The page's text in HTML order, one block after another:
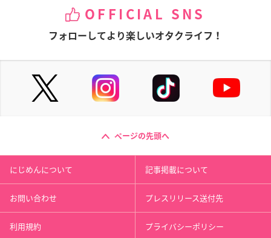
OFFICIAL SNS
フォローしてより楽しいオタクライフ！
ページの先頭へ
にじめんについて 記事掲載について
お問い合わせ プレスリリース送付先
利用規約 プライバシーポリシー